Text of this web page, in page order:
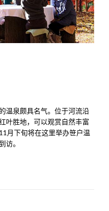
温泉颇具名气。位于河流沿
叶胜地，可以观赏自然丰富
月下旬将在这里举办笹户温
访。